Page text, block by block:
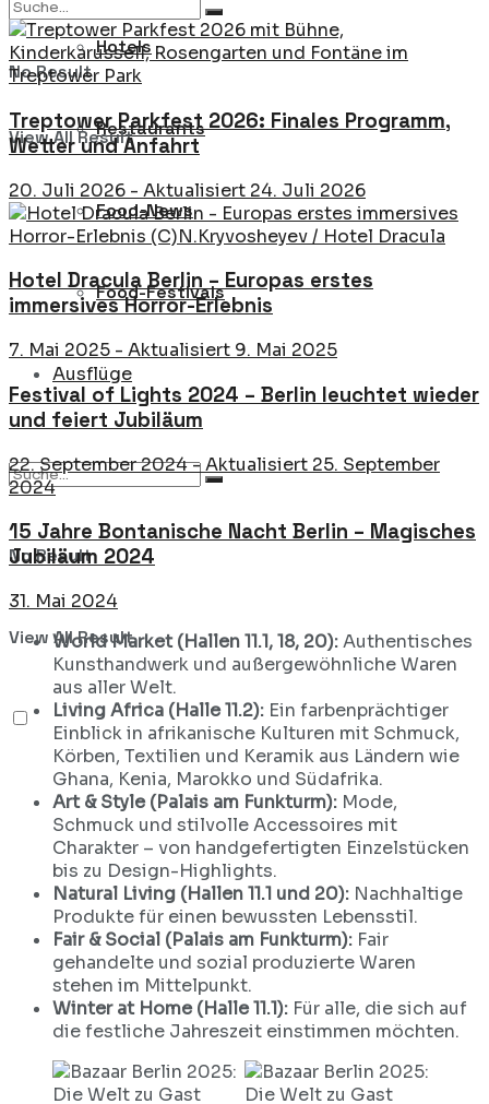
Hotels
Restaurants
Food-News
Food-Festivals
Ausflüge
No Result
View All Result
No Result
View All Result
Treptower Parkfest 2026: Finales Programm,
Wetter und Anfahrt
20. Juli 2026 - Aktualisiert 24. Juli 2026
Hotel Dracula Berlin – Europas erstes
immersives Horror-Erlebnis
7. Mai 2025 - Aktualisiert 9. Mai 2025
Festival of Lights 2024 – Berlin leuchtet wieder
und feiert Jubiläum
22. September 2024 - Aktualisiert 25. September
2024
15 Jahre Bontanische Nacht Berlin – Magisches
Jubiläum 2024
31. Mai 2024
World Market (Hallen 11.1, 18, 20):Authentisches
Kunsthandwerk und außergewöhnliche Waren
aus aller Welt.
Living Africa (Halle 11.2): Ein farbenprächtiger
Einblick in afrikanische Kulturen mit Schmuck,
Körben, Textilien und Keramik aus Ländern wie
Ghana, Kenia, Marokko und Südafrika.
Art & Style (Palais am Funkturm): Mode,
Schmuck und stilvolle Accessoires mit
Charakter – von handgefertigten Einzelstücken
bis zu Design-Highlights.
Natural Living (Hallen 11.1 und 20): Nachhaltige
Produkte für einen bewussten Lebensstil.
Fair & Social (Palais am Funkturm): Fair
gehandelte und sozial produzierte Waren
stehen im Mittelpunkt.
Winter at Home (Halle 11.1): Für alle, die sich auf
die festliche Jahreszeit einstimmen möchten.